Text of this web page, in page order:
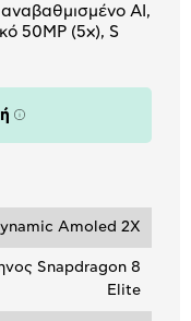
AI,
50MP (5x), S
Πληροφορίες
Amoled 2X
Snapdragon 8
Elite